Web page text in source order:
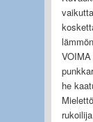
he